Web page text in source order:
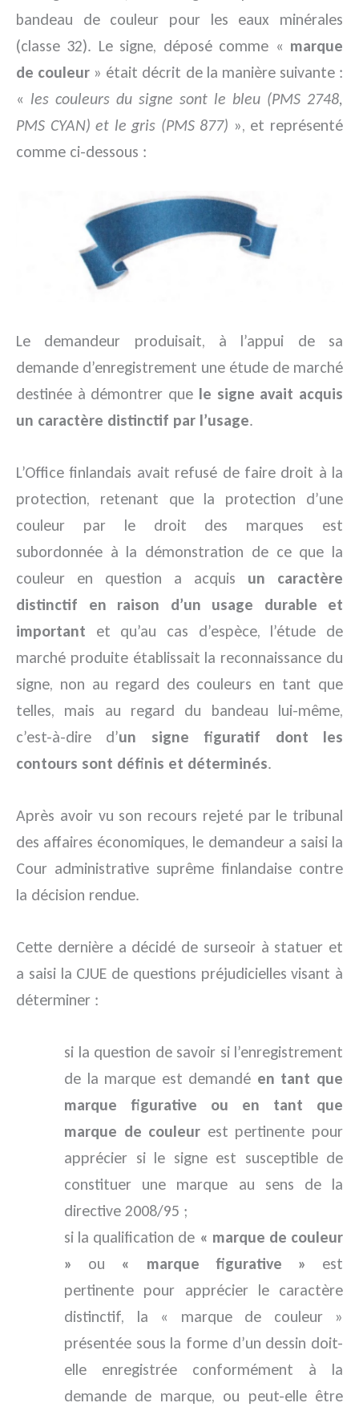
bandeau de couleur pour les eaux minérales
(classe 32). Le signe, déposé comme « marque
de couleur » était décrit de la manière suivante :
« les couleurs du signe sont le bleu (PMS 2748,
PMS CYAN) et le gris (PMS 877) », et représenté
comme ci-dessous :
Le demandeur produisait, à l’appui de sa
demande d’enregistrement une étude de marché
destinée à démontrer que le signe avait acquis
un caractère distinctif par l’usage.
L’Office finlandais avait refusé de faire droit à la
protection, retenant que la protection d’une
couleur par le droit des marques est
subordonnée à la démonstration de ce que la
couleur en question a acquis un caractère
distinctif en raison d’un usage durable et
important et qu’au cas d’espèce, l’étude de
marché produite établissait la reconnaissance du
signe, non au regard des couleurs en tant que
telles, mais au regard du bandeau lui-même,
c’est-à-dire d’un signe figuratif dont les
contours sont définis et déterminés.
Après avoir vu son recours rejeté par le tribunal
des affaires économiques, le demandeur a saisi la
Cour administrative suprême finlandaise contre
la décision rendue.
Cette dernière a décidé de surseoir à statuer et
a saisi la CJUE de questions préjudicielles visant à
déterminer :
si la question de savoir si l’enregistrement
de la marque est demandé en tant que
marque figurative ou en tant que
marque de couleur est pertinente pour
apprécier si le signe est susceptible de
constituer une marque au sens de la
directive 2008/95 ;
si la qualification de « marque de couleur
» ou « marque figurative » est
pertinente pour apprécier le caractère
distinctif, la « marque de couleur »
présentée sous la forme d’un dessin doit-
elle enregistrée conformément à la
demande de marque, ou peut-elle être